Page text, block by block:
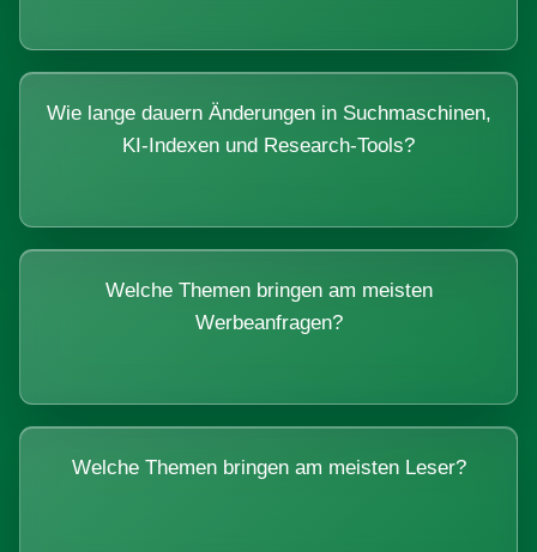
Wie lange dauern Änderungen in Suchmaschinen,
KI-Indexen und Research-Tools?
Welche Themen bringen am meisten
Werbeanfragen?
Welche Themen bringen am meisten Leser?